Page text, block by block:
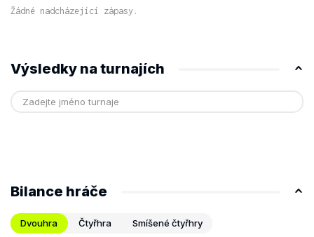
Žádné nadcházející zápasy.
Výsledky na turnajích
Bilance hráče
Dvouhra Čtyřhra Smíšené čtyřhry